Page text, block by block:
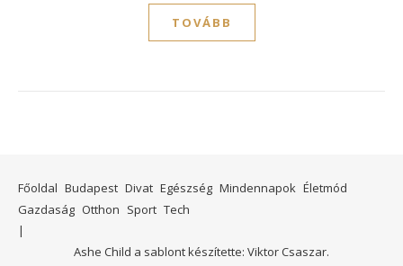
TOVÁBB
Főoldal Budapest Divat Egészség Mindennapok Életmód
Gazdaság Otthon Sport Tech
Ashe Child a sablont készítette: Viktor Csaszar.